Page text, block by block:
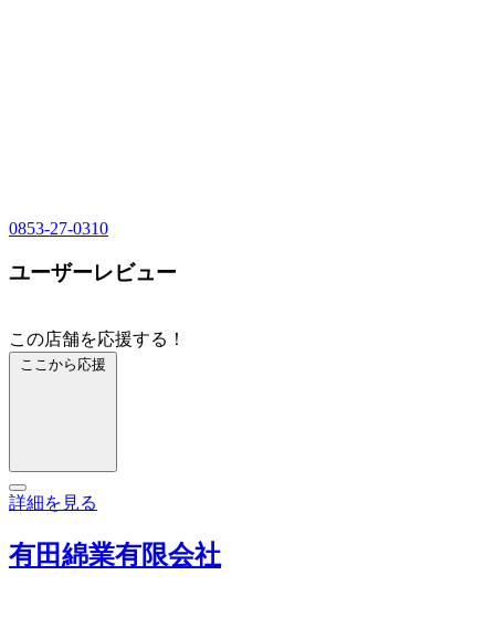
0853-27-0310
ユーザーレビュー
この店舗を応援する！
ここから応援
詳細を見る
有田綿業有限会社